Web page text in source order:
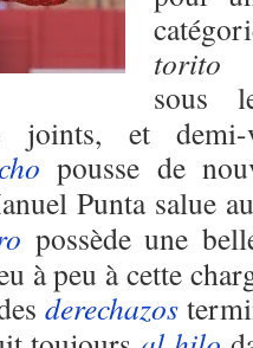
torito
joints, et demi-
pousse de
Punta salue
possède une
à peu à cette
derechazos